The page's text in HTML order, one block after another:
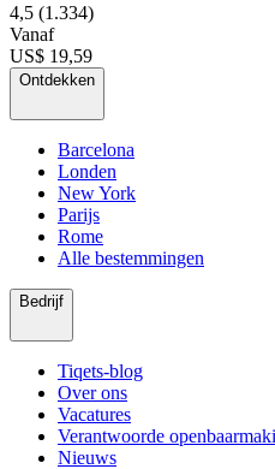
4,5 (1.334)
Vanaf
US$ 19,59
Ontdekken
Barcelona
Londen
New York
Parijs
Rome
Alle bestemmingen
Bedrijf
Tiqets-blog
Over ons
Vacatures
Verantwoorde
Nieuws